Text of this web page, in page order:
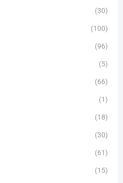
(30)
(100)
(96)
(5)
(66)
(1)
(18)
(30)
(61)
(15)